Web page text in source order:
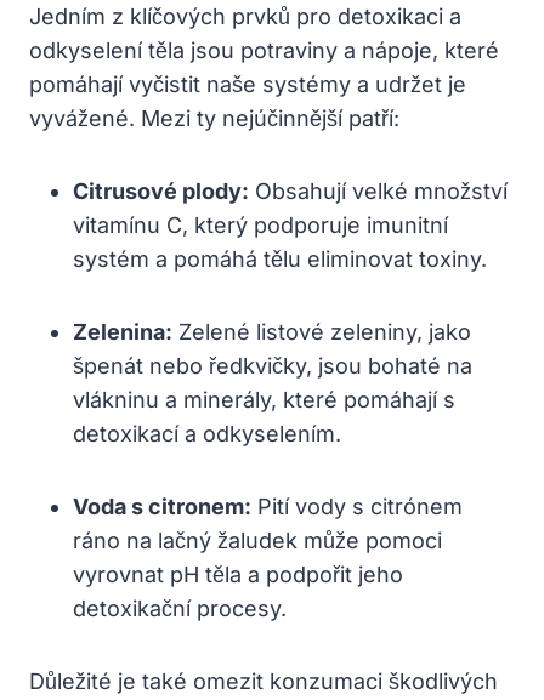
Jedním z klíčových prvků pro detoxikaci a
odkyselení těla jsou potraviny a nápoje, které
pomáhají vyčistit naše systémy a udržet je
vyvážené. Mezi ty nejúčinnější patří:
Citrusové plody: Obsahují velké množství
vitamínu C, který podporuje imunitní
systém a pomáhá tělu eliminovat toxiny.
Zelenina: Zelené listové zeleniny, jako
špenát nebo ředkvičky, jsou bohaté na
vlákninu a minerály, které pomáhají s
detoxikací a odkyselením.
Voda s citronem: Pití vody s citrónem
ráno na lačný žaludek může pomoci
vyrovnat pH těla a podpořit jeho
detoxikační procesy.
Důležité je také omezit konzumaci škodlivých